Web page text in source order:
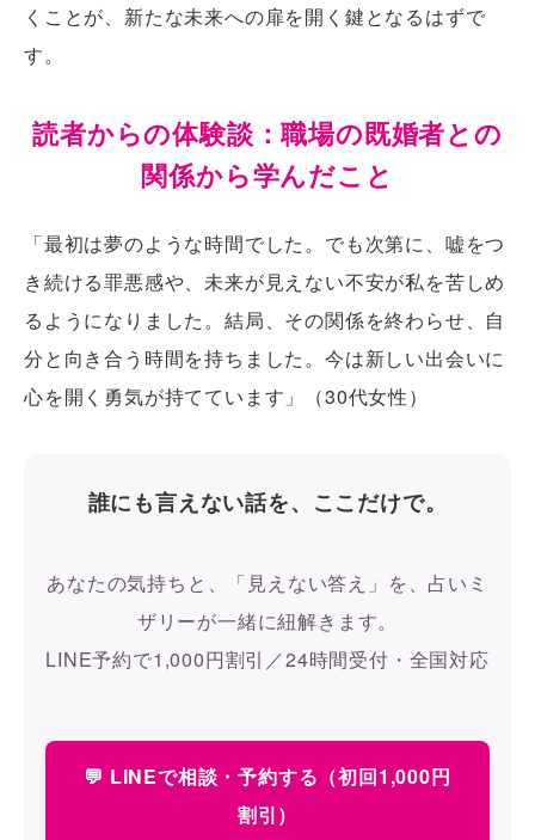
くことが、新たな未来への扉を開く鍵となるはずで
す。
読者からの体験談：職場の既婚者との
関係から学んだこと
「最初は夢のような時間でした。でも次第に、嘘をつ
き続ける罪悪感や、未来が見えない不安が私を苦しめ
るようになりました。結局、その関係を終わらせ、自
分と向き合う時間を持ちました。今は新しい出会いに
心を開く勇気が持てています」（30代女性）
誰にも言えない話を、ここだけで。
あなたの気持ちと、「見えない答え」を、占いミ
ザリーが一緒に紐解きます。
LINE予約で1,000円割引／24時間受付・全国対応
💬 LINEで相談・予約する（初回1,000円
割引）